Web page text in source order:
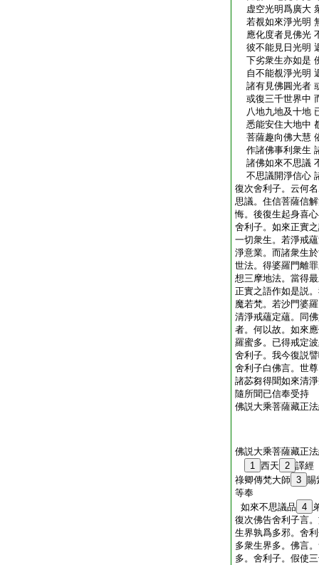
虚空光明爲廣大
若覩如來淨光明
應化度者見佛光
彼不能見日光明
下劣衆生亦如是
自不能覩淨光明
諸有見佛圓光者
或復三千世界中
八地九地及十地
悉能安住大地中
菩薩趣向佛大慧
作諸佛事利衆生
諸佛如來不思議
不思議開淨信心
復次舍利子。云何
思議。住信菩薩信
悔。後復生起身喜
舍利子。如來正實
一切衆生。若淨戒
淨意業。而諸衆生
世法。得婆羅門離
想三摩地法。當得
正實之語作如是説
魔若梵。若沙門婆
清淨戒蘊定蘊。同
者。何以故。如來
羅蜜多。已得戒定
舍利子。我今復説
舍利子白佛言。世
諸苾芻得聞如來清
隨所聞已信奉受持
佛説大乘菩薩藏正
佛説大乘菩薩藏正
1 西天 2 譯經
祿卿傳梵大師 3 賜
等奉
如來不思議品 4
復次佛告舍利子言
生界孰爲多邪。舍
多衆生界多。佛言
多。舍利子。假使